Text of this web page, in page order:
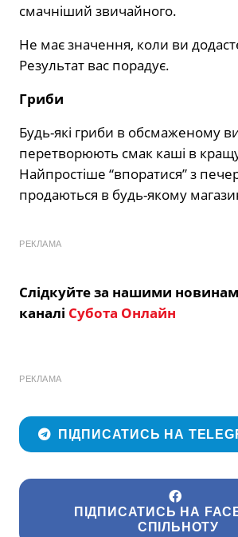
смачніший звичайного.
Не має значення, коли ви
Результат вас порадує.
Гриби
Будь-які гриби в обсмаженому
перетворюють смак каші в
Найпростіше “впоратися” з
продаються в будь-якому
РЕКЛАМА
Слідкуйте за нашими
каналі Субота Онлайн
РЕКЛАМА
ПІДПИСАТИСЬ НА
ПІДПИСАТИСЬ НА
СПІЛЬНОТУ